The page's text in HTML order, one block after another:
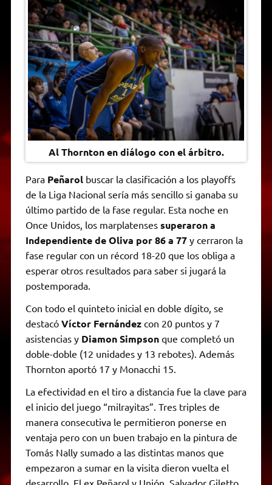
t
s
A
p
p
e
g
r
a
m
t
t
e
r
e
b
o
o
k
s
e
n
g
e
r
y
L
i
n
k
i
l
n
t
F
r
i
e
n
d
l
y
Al Thornton en diálogo con el árbitro.
Para Peñarol buscar la clasificación a los playoffs
de la Liga Nacional sería más sencillo si ganaba su
último partido de la fase regular. Esta noche en
Once Unidos, los marplatenses superaron a
Independiente de Oliva por 86 a 77 y cerraron la
fase regular con un récord 18-20 que los obliga a
esperar otros resultados para saber si jugará la
postemporada.
Con todo el quinteto inicial en doble dígito, se
destacó Víctor Fernándezcon 20 puntos y 7
asistencias y Diamon Simpsonque completó un
doble-doble (12 unidades y 13 rebotes). Además
Thornton aportó 17 y Monacchi 15.
La efectividad en el tiro a distancia fue la clave para
el inicio del juego “milrayitas”. Tres triples de
manera consecutiva le permitieron ponerse en
ventaja pero con un buen trabajo en la pintura de
Tomás Nally sumado a las distintas manos que
empezaron a sumar en la visita dieron vuelta el